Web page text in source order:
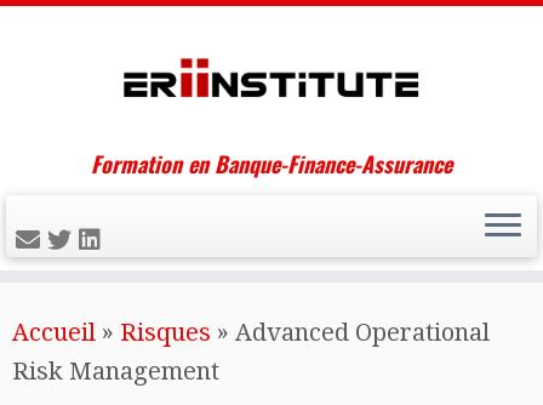
to
content
Formation en Banque-Finance-Assurance
Accueil » Risques » Advanced Operational
Risk Management